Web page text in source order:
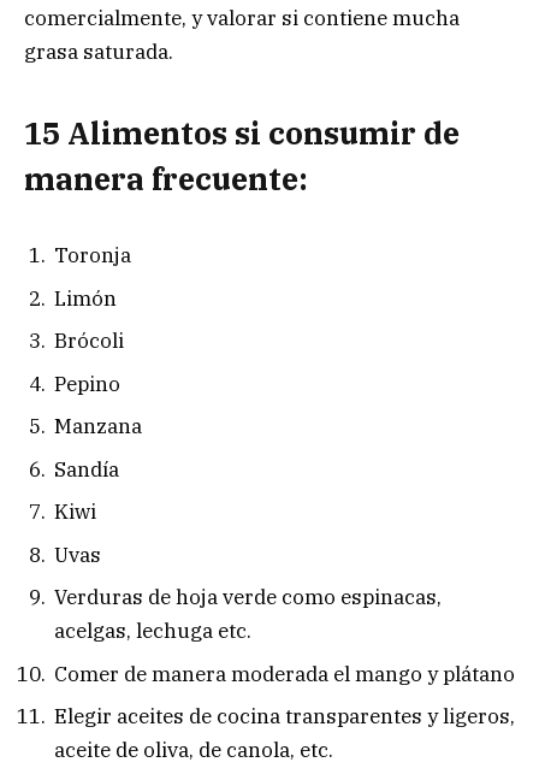
comercialmente, y valorar si contiene mucha
grasa saturada.
15 Alimentos si consumir de
manera frecuente:
Toronja
Limón
Brócoli
Pepino
Manzana
Sandía
Kiwi
Uvas
Verduras de hoja verde como espinacas,
acelgas, lechuga etc.
Comer de manera moderada el mango y plátano
Elegir aceites de cocina transparentes y ligeros,
aceite de oliva, de canola, etc.